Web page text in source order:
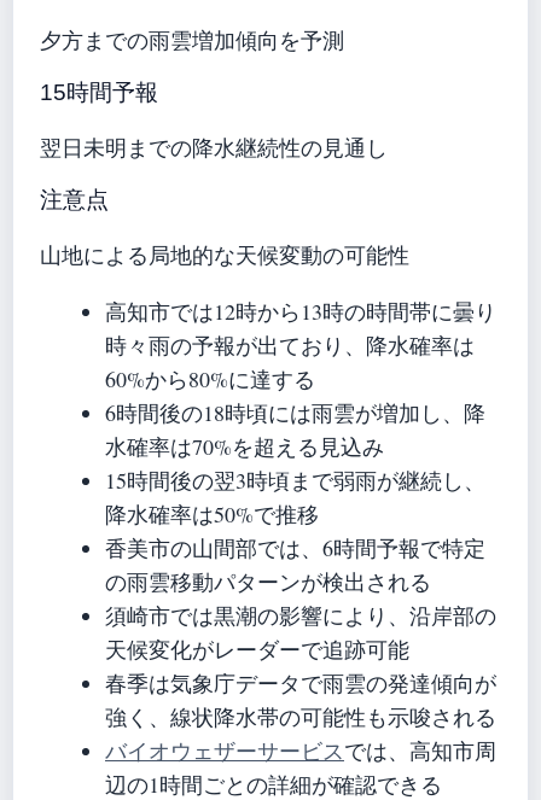
夕方までの雨雲増加傾向を予測
15時間予報
翌日未明までの降水継続性の見通し
注意点
山地による局地的な天候変動の可能性
高知市では12時から13時の時間帯に曇り
時々雨の予報が出ており、降水確率は
60%から80%に達する
6時間後の18時頃には雨雲が増加し、降
水確率は70%を超える見込み
15時間後の翌3時頃まで弱雨が継続し、
降水確率は50%で推移
香美市の山間部では、6時間予報で特定
の雨雲移動パターンが検出される
須崎市では黒潮の影響により、沿岸部の
天候変化がレーダーで追跡可能
春季は気象庁データで雨雲の発達傾向が
強く、線状降水帯の可能性も示唆される
バイオウェザーサービスでは、高知市周
辺の1時間ごとの詳細が確認できる